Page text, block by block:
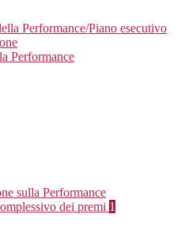
Performance/Piano esecutivo
Performance
sulla Performance
dei premi 1